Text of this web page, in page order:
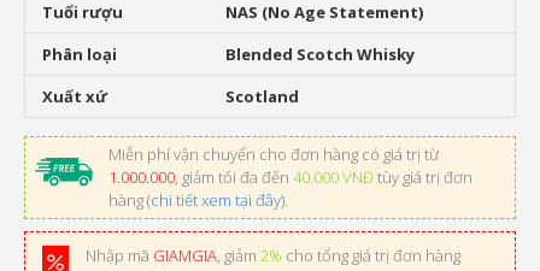
Tuổi rượu
NAS (No Age Statement)
Phân loại
Blended Scotch Whisky
Xuất xứ
Scotland
Miễn phí vận chuyển cho đơn hàng có giá trị từ
1.000.000, giảm tối đa đến 40.000 VNĐtùy giá trị đơn
hàng (chi tiết xem tại đây).
Nhập mã GIAMGIA, giảm 2% cho tổng giá trị đơn hàng